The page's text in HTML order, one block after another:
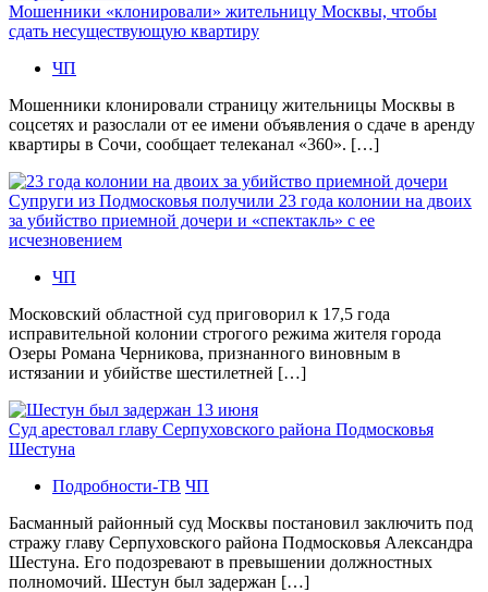
Мошенники «клонировали» жительницу Москвы, чтобы
сдать несуществующую квартиру
ЧП
Мошенники клонировали страницу жительницы Москвы в
соцсетях и разослали от ее имени объявления о сдаче в аренду
квартиры в Сочи, сообщает телеканал «360». […]
Супруги из Подмосковья получили 23 года колонии на двоих
за убийство приемной дочери и «спектакль» с ее
исчезновением
ЧП
Московский областной суд приговорил к 17,5 года
исправительной колонии строгого режима жителя города
Озеры Романа Черникова, признанного виновным в
истязании и убийстве шестилетней […]
Суд арестовал главу Серпуховского района Подмосковья
Шестуна
Подробности-ТВ ЧП
Басманный районный суд Москвы постановил заключить под
стражу главу Серпуховского района Подмосковья Александра
Шестуна. Его подозревают в превышении должностных
полномочий. Шестун был задержан […]